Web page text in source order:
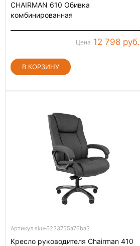
CHAIRMAN 610 Обивка
комбинированная
Цена 12 798 руб.
Артикул sku-6233755a76ba3
Кресло руководителя Chairman 410